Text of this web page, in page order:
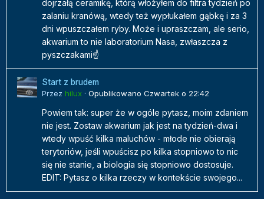
dojrzałą ceramikę, którą włożyłem do filtra tydzień po
zalaniu kranówą, wtedy też wypłukałem gąbkę i za 3
dni wpuszczałem ryby. Może i upraszczam, ale serio,
akwarium to nie laboratorium Nasa, zwłaszcza z
pyszczakami☝️
Start z brudem
Przez hilux · Opublikowano Czwartek o 22:42
Powiem tak: super że w ogóle pytasz, moim zdaniem
nie jest. Zostaw akwarium jak jest na tydzień-dwa i
wtedy wpuść kilka maluchów - młode nie obierają
terytoriów, jeśli wpuścisz po kilka stopniowo to nic
się nie stanie, a biologia się stopniowo dostosuje.
EDIT: Pytasz o kilka rzeczy w kontekście swojego...